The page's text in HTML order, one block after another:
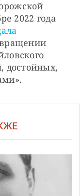
2022 года
достойных,